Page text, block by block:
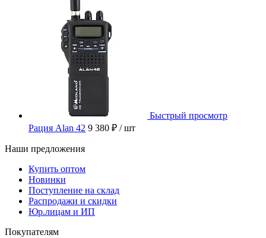
Быстрый просмотр
Рация Alan 42 9 380 ₽ / шт
Наши предложения
Купить оптом
Новинки
Поступление на склад
Распродажи и скидки
Юр.лицам и ИП
Покупателям